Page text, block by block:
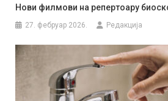
Нови филмови на репертоару
27. фебруар 2026. Редакција